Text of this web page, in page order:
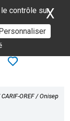
contrôle surX
OREF / Onisep